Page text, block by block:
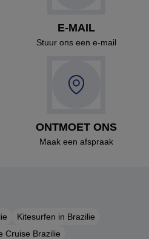
E-MAIL
Stuur ons een e-mail
ONTMOET ONS
Maak een afspraak
Kitesurfen in Brazilie
Cruise Brazilie